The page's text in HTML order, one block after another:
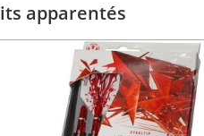
apparentés